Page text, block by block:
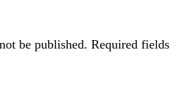
be published. Required fields